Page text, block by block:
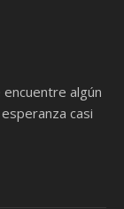
encuentre algún
casi